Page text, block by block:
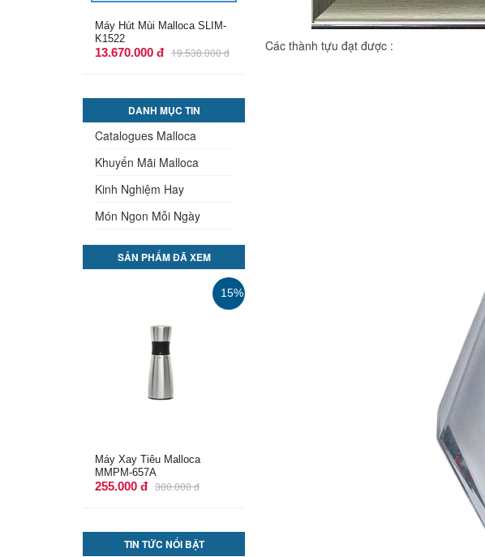
Máy Hút Mùi Malloca Plana
K3444
12.770.000 đ 18.252.000 đ
DANH MỤC TIN
Catalogues Malloca
Khuyến Mãi Malloca
Kinh Nghiệm Hay
Món Ngon Mỗi Ngày
SẢN PHẨM ĐÃ XEM
35%
Ray Âm 400mm Giảm Chấn
Mở 3/4 Imundex 7 272 140
161.000 đ 248.400 đ
TIN TỨC NỔI BẬT
Các thành tựu đạt được :